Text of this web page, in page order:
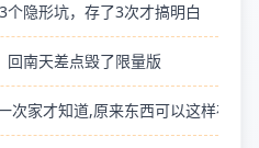
个隐形坑，存了3次才搞明白
回南天差点毁了限量版
家才知道,原来东西可以这样存